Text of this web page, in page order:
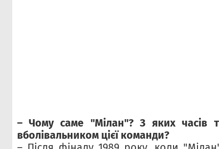
– Чому саме "Мілан"? З яких часів
вболівальником цієї команди?